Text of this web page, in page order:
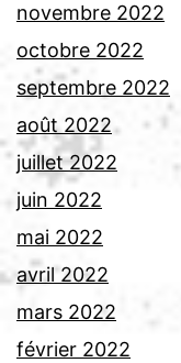
novembre 2022
octobre 2022
septembre 2022
août 2022
juillet 2022
juin 2022
mai 2022
avril 2022
mars 2022
février 2022